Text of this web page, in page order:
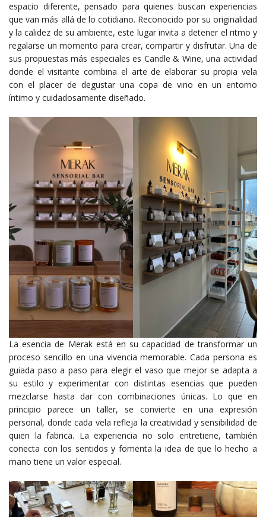
espacio diferente, pensado para quienes buscan experiencias
que van más allá de lo cotidiano. Reconocido por su originalidad
y la calidez de su ambiente, este lugar invita a detener el ritmo y
regalarse un momento para crear, compartir y disfrutar. Una de
sus propuestas más especiales es Candle & Wine, una actividad
donde el visitante combina el arte de elaborar su propia vela
con el placer de degustar una copa de vino en un entorno
íntimo y cuidadosamente diseñado.
La esencia de Merak está en su capacidad de transformar un
proceso sencillo en una vivencia memorable. Cada persona es
guiada paso a paso para elegir el vaso que mejor se adapta a
su estilo y experimentar con distintas esencias que pueden
mezclarse hasta dar con combinaciones únicas. Lo que en
principio parece un taller, se convierte en una expresión
personal, donde cada vela refleja la creatividad y sensibilidad de
quien la fabrica. La experiencia no solo entretiene, también
conecta con los sentidos y fomenta la idea de que lo hecho a
mano tiene un valor especial.